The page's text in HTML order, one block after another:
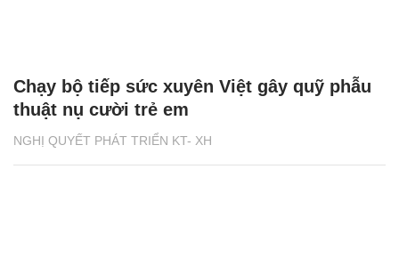
NGHỊ QUYẾT PHÁT TRIỂN KT- XH
Chạy bộ tiếp sức xuyên Việt gây quỹ phẫu
thuật nụ cười trẻ em